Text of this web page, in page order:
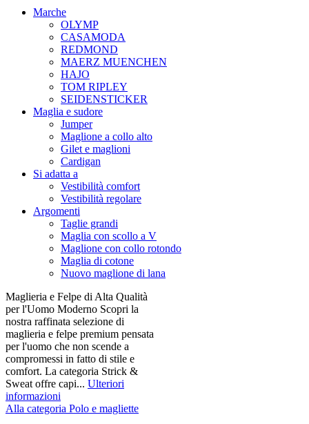
Marche
OLYMP
CASAMODA
REDMOND
MAERZ MUENCHEN
HAJO
TOM RIPLEY
SEIDENSTICKER
Maglia e sudore
Jumper
Maglione a collo alto
Gilet e maglioni
Cardigan
Si adatta a
Vestibilità comfort
Vestibilità regolare
Argomenti
Taglie grandi
Maglia con scollo a V
Maglione con collo rotondo
Maglia di cotone
Nuovo maglione di lana
Maglieria e Felpe di Alta Qualità
per l'Uomo Moderno Scopri la
nostra raffinata selezione di
maglieria e felpe premium pensata
per l'uomo che non scende a
compromessi in fatto di stile e
comfort. La categoria Strick &
Sweat offre capi... Ulteriori
informazioni
Alla categoria Polo e magliette